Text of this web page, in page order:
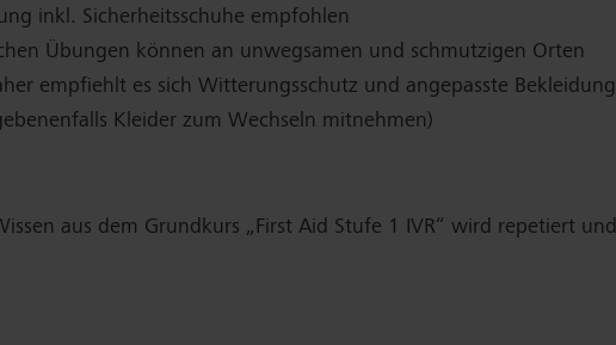
inkl. Sicherheitsschuhe empfohlen
Übungen können an unwegsamen und schmutzigen Orten
empfiehlt es sich Witterungsschutz und angepasste Bekleidung
Kleider zum Wechseln mitnehmen)
aus dem Grundkurs „First Aid Stufe 1 IVR“ wird repetiert und